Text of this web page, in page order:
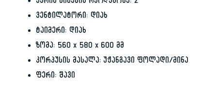
ვენტილატორი: დიახ
ტაიმერი: დიახ
ზომა: 560 x 580 x 600 მმ
კორპუსის მასალა: უჟანგავი ფოლადი/მინა
ფერი: შავი